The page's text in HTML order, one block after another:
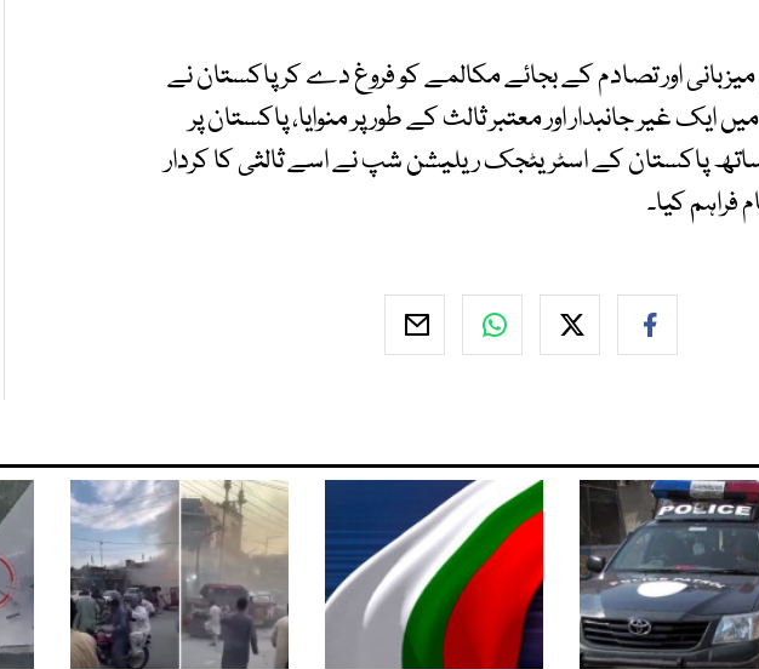
اور تصادم کے بجائے مکالمے کو فروغ دے کر پاکستان نے
ایک غیر جانبدار اور معتبر ثالث کے طور پر منوایا، پاکستان پر
ساتھ پاکستان کے اسٹریٹجک ریلیشن شپ نے اسے ثالثی کا کردار
فراہم کیا۔